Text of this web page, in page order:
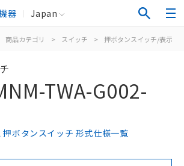
器 Japan
商品カテゴリ > スイッチ > 押ボタンスイッチ/表示灯
TWA-G002-
ボタンスイッチ 形式仕様一覧